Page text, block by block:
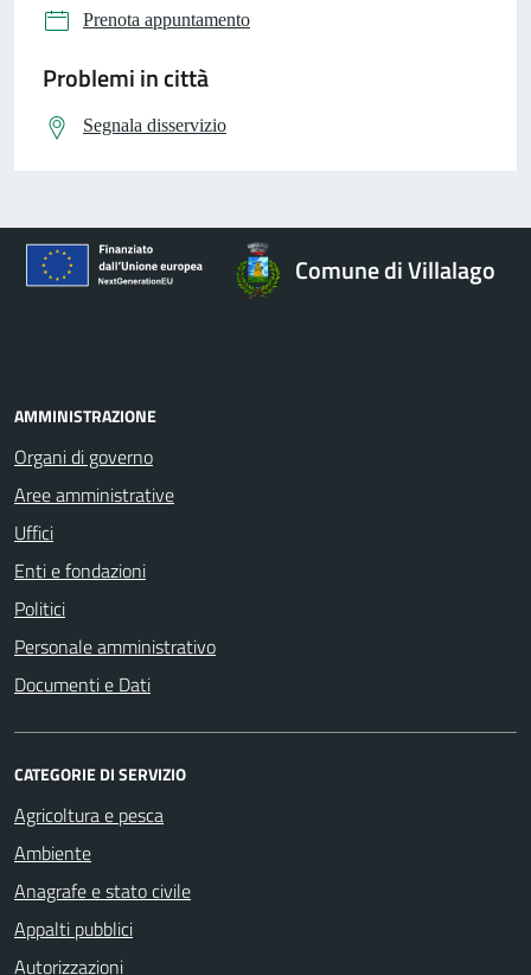
Prenota appuntamento
Problemi in città
Segnala disservizio
Comune di Villalago
AMMINISTRAZIONE
Organi di governo
Aree amministrative
Uffici
Enti e fondazioni
Politici
Personale amministrativo
Documenti e Dati
CATEGORIE DI SERVIZIO
Agricoltura e pesca
Ambiente
Anagrafe e stato civile
Appalti pubblici
Autorizzazioni